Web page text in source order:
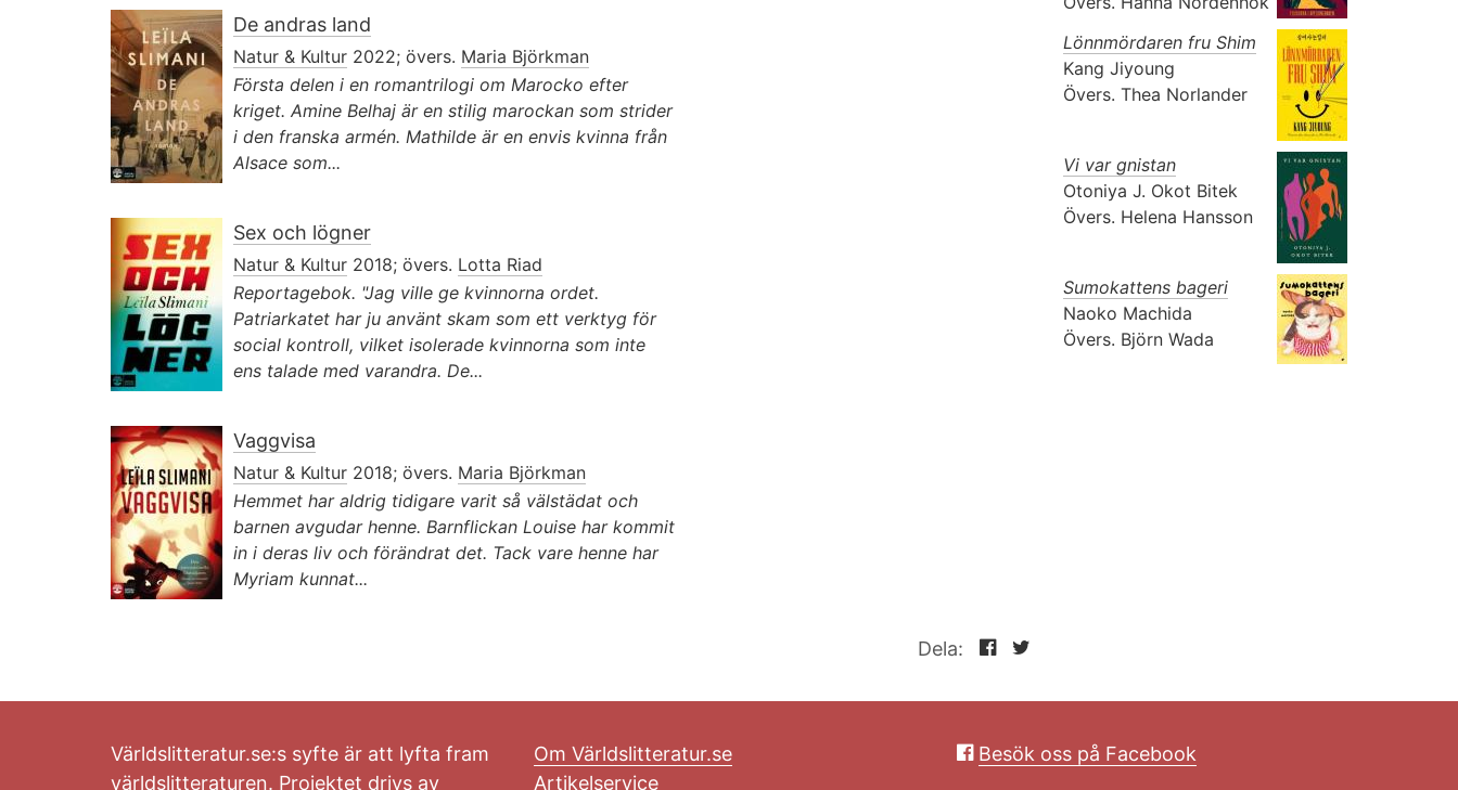
De andras land
Natur & Kultur 2022; övers. Maria Björkman
Första delen i en romantrilogi om Marocko efter
kriget. Amine Belhaj är en stilig marockan som strider
i den franska armén. Mathilde är en envis kvinna från
Alsace som...
Sex och lögner
Natur & Kultur 2018; övers. Lotta Riad
Reportagebok. "Jag ville ge kvinnorna ordet.
Patriarkatet har ju använt skam som ett verktyg för
social kontroll, vilket isolerade kvinnorna som inte
ens talade med varandra. De...
Vaggvisa
Natur & Kultur 2018; övers. Maria Björkman
Hemmet har aldrig tidigare varit så välstädat och
barnen avgudar henne. Barnflickan Louise har kommit
in i deras liv och förändrat det. Tack vare henne har
Myriam kunnat...
Dela:
Lönnmördaren fru Shim
Kang Jiyoung
Övers. Thea Norlander
Vi var gnistan
Otoniya J. Okot Bitek
Övers. Helena Hansson
Sumokattens bageri
Naoko Machida
Övers. Björn Wada
Världslitteratur.se:s syfte är att lyfta fram
världslitteraturen. Projektet drivs av
Om Världslitteratur.se
Artikelservice
Besök oss på Facebook